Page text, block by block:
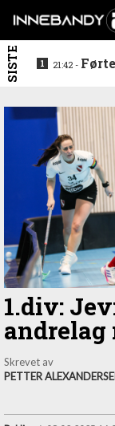
SISTE 21:42 - Førte
1.div:
andrelag
Skrevet av
PETTER